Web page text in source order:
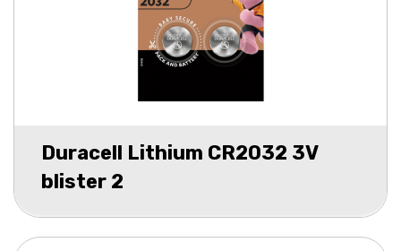
Duracell Lithium CR2032 3V
blister 2